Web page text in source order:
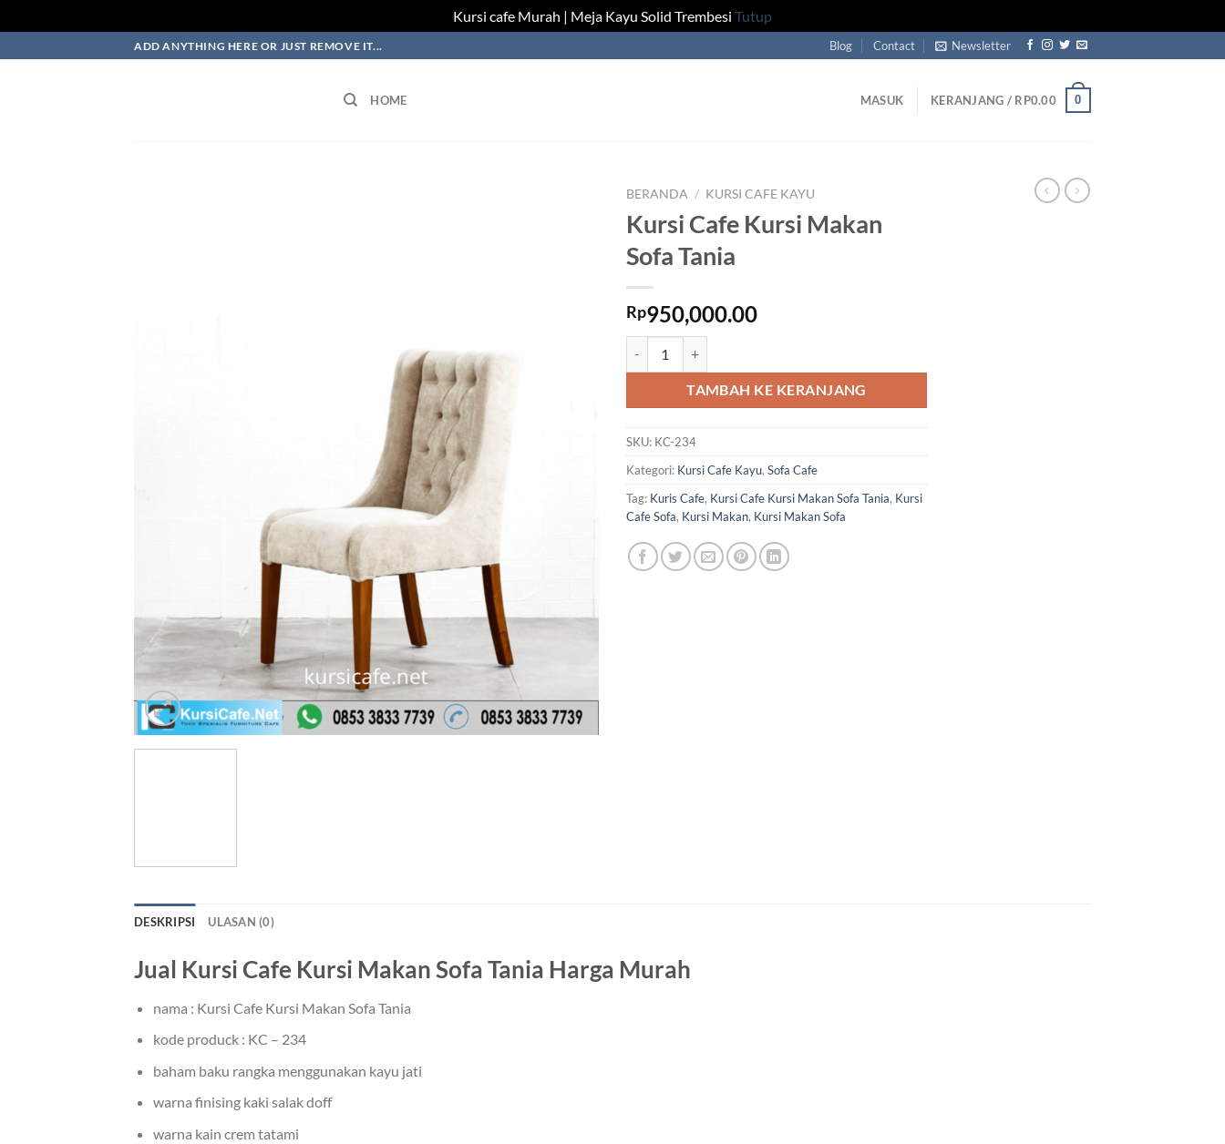
Kursi cafe Murah | Meja Kayu Solid Trembesi Tutup
to
ADD ANYTHING HERE OR JUST REMOVE IT... Blog Contact Newsletter
HOME MASUK KERANJANG / RP0.00 0
BERANDA / KURSI CAFE KAYU
Kursi Cafe Kursi Makan
Sofa Tania
Rp950,000.00
TAMBAH KE KERANJANG
SKU: KC-234
Kategori: Kursi Cafe Kayu, Sofa Cafe
Tag: Kuris Cafe, Kursi Cafe Kursi Makan Sofa Tania, Kursi
Cafe Sofa, Kursi Makan, Kursi Makan Sofa
DESKRIPSI ULASAN (0)
Jual Kursi Cafe Kursi Makan Sofa Tania Harga Murah
nama : Kursi Cafe Kursi Makan Sofa Tania
kode produck : KC – 234
baham baku rangka menggunakan kayu jati
warna finising kaki salak doff
warna kain crem tatami